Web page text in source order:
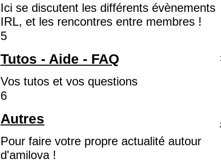
Ici se discutent les différents évènements
IRL, et les rencontres entre membres !
5
Tutos - Aide - FAQ
Vos tutos et vos questions
6
Autres
Pour faire votre propre actualité autour
d'amilova !